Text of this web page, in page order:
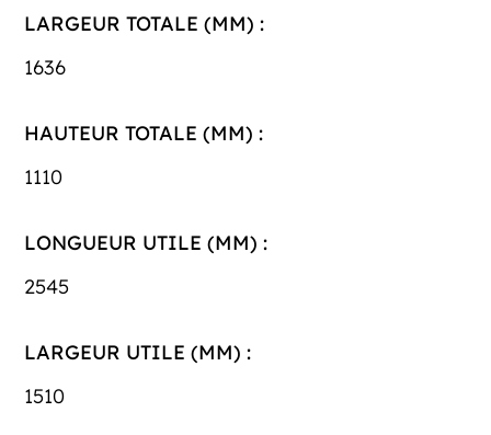
LARGEUR TOTALE (MM) :
1636
HAUTEUR TOTALE (MM) :
1110
LONGUEUR UTILE (MM) :
2545
LARGEUR UTILE (MM) :
1510